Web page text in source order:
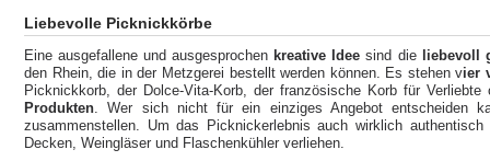
Liebevolle Picknickkörbe
Eine ausgefallene und ausgesprochen kreative Idee sind dieliebevoll
den Rhein, die in der Metzgerei bestellt werden können. Es stehen vier
Picknickkorb, der Dolce-Vita-Korb, der französische Korb für
Produkten . Wer sich nicht für ein einziges Angebot entscheiden
zusammenstellen. Um das Picknickerlebnis auch wirklich
Decken, Weingläser und Flaschenkühler verliehen.